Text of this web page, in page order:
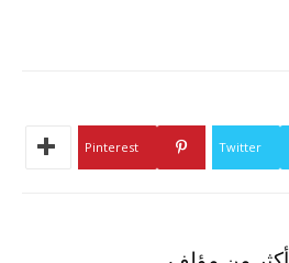
Twitter
Pinterest